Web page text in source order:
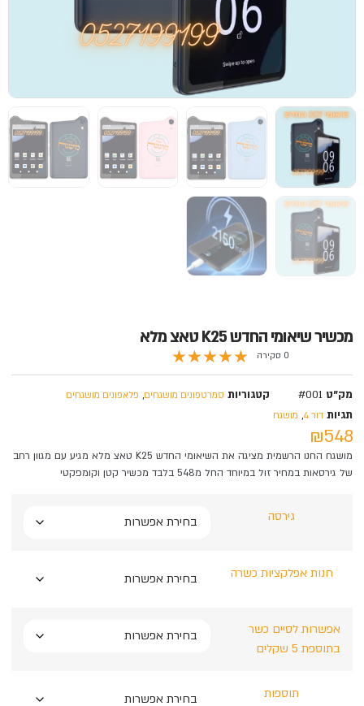
מכשיר שיאומי החדש K25 טאצ מלא
0 סקירה ★
★
★
★
★
מק"ט #001 קטגוריות סמרטפונים מושגחים, פלאפונים מושגחים
תגיות דור 4 , מושגח
₪548
מושגח החנו הרשמית מציגה את השיאומי החדש K25 טאצ מלא מגיע עם מגוון רחב
של גירסאות במחיר זול במיוחד החל מ548 בלבד מכשיר קטן וקומפקטי
גירסה
חנות אפלקציות כשרה
אפשרות לסיים כשר
בתוספת 5 שקלים
תוספות